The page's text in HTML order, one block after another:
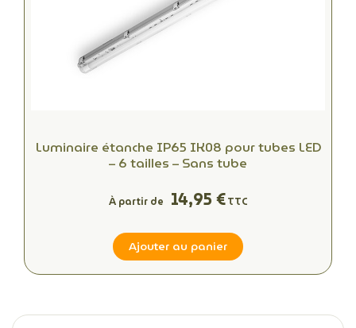
Luminaire étanche IP65 IK08 pour tubes LED
– 6 tailles – Sans tube
À partir de 14,95 €TTC
Ajouter au panier